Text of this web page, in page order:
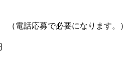
（電話応募で必要になります。）